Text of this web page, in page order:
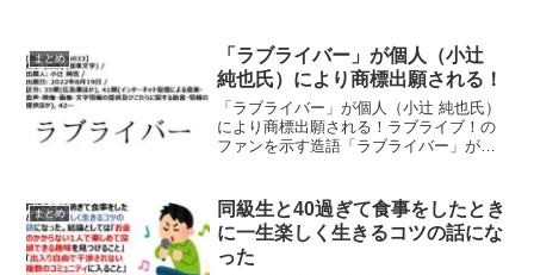
まとめ
「ラブライバー」が個人（小辻
純也氏）により商標出願される！
「ラブライバー」が個人（小辻 純也氏）
により商標出願される！ラブライブ！の
ファンを示す造語「ラブライバー」が個
願人: 小辻 純也 /出願日: 2022年8月1...
まとめ
同級生と40過ぎて食事をしたとき
に一生楽しく生きるコツの話にな
った